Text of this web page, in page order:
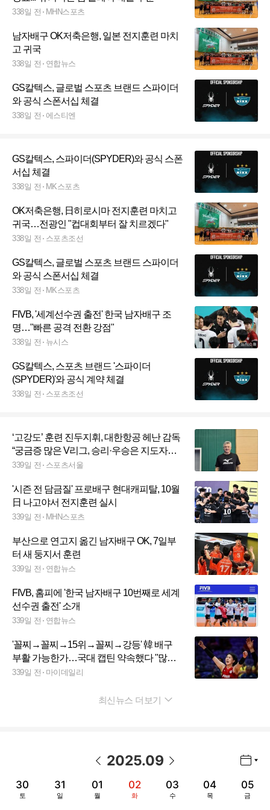
338일 전 MHN스포츠
남자배구 OK저축은행, 일본 전지훈련 마치
고 귀국
338일 전 연합뉴스
GS칼텍스, 글로벌 스포츠 브랜드 스파이더
와 공식 스폰서십 체결
338일 전 에스티엔
GS칼텍스, 스파이더(SPYDER)와 공식 스폰
서십 체결
338일 전 MK스포츠
OK저축은행, 日히로시마 전지훈련 마치고
귀국…전광인 "컵대회부터 잘 치르겠다"
338일 전 스포츠조선
GS칼텍스, 글로벌 스포츠 브랜드 스파이더
와 공식 스폰서십 체결
338일 전 MK스포츠
FIVB, '세계선수권 출전' 한국 남자배구 조
명…"빠른 공격 전환 강점"
338일 전 뉴시스
GS칼텍스, 스포츠 브랜드 '스파이더
(SPYDER)'와 공식 계약 체결
338일 전 스포츠조선
‘고강도’ 훈련 진두지휘, 대한항공 헤난 감독
“궁금증 많은 V리그, 승리·우승은 지도자의
‘숙명’”[SS인터뷰]
339일 전 스포츠서울
'시즌 전 담금질' 프로배구 현대캐피탈, 10월
日 나고야서 전지훈련 실시
339일 전 MHN스포츠
부산으로 연고지 옮긴 남자배구 OK, 7일부
터 새 둥지서 훈련
339일 전 연합뉴스
FIVB, 홈피에 '한국 남자배구 10번째로 세계
선수권 출전' 소개
339일 전 연합뉴스
'꼴찌→꼴찌→15위→꼴찌→강등' 韓 배구
부활 가능한가…국대 캡틴 약속했다 "많은
응원 보내주셨는데, 내년에는 꼭"
339일 전 마이데일리
최신뉴스 더보기
2025.09
30
토
31
일
01
월
02
화
03
수
04
목
05
금